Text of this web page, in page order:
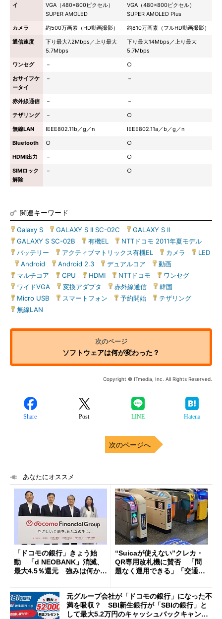
イ
VGA（480×800ピクセル）
SUPER AMOLED
VGA（480×800ピクセル）
SUPER AMOLED Plus
カメラ
約500万画素（HD動画撮影）
約810万画素（フルHD動画撮影）
通信速度
下り最大7.2Mbps／上り最大
5.7Mbps
下り最大14Mbps／上り最大
5.7Mbps
ワンセグ
－
○
おサイフケ
ータイ
－ －
赤外線通信 －
－
テザリング
－
○
無線LAN
IEEE802.11b／g／n
IEEE802.11a／b／g／n
Bluetooth
○
○
HDMI出力
－
○
SIMロック
解除
－ ○
関連キーワード
Galaxy S GALAXY S II SC-02C GALAXY S II
GALAXY S SC-02B
有機EL NTTドコモ 2011年夏モデル
バッテリー
アクティブマトリックス有機EL カメラ
LED
Android Android 2.3 デュアルコア 動画
マルチコア
CPU HDMI NTTドコモ ワンセグ
ワイドVGA
変換アダプタ 赤外線通信 韓国
Micro USB
スマートフォン 予約開始 テザリング
無線LAN
ソフトウェアは何が変わった？
Copyright © ITmedia, Inc. All Rights Reserved.
Share Post LINE Hatena
次のページへ
あなたにオススメ
「ドコモの銀行」きょう始
動 「d NEOBANK」消滅、
最大4.5％還元 強みは何か解
“Suicaが使えない”クレカ・
QR専用改札機に賛否 「問
題なく運用できる」「交通系I
元グループ会社が「ドコモの銀行」になった不
満を吸収？ SBI新生銀行が「SBIの銀行」と
して最大5.2万円のキャッシュバックキャンペ